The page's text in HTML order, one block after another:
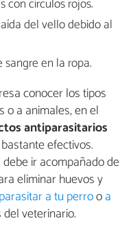
con círculos rojos.
del vello debido al
sangre en la ropa.
conocer los tipos
o a animales, en el
antiparasitarios
efectivos.
ir acompañado de
eliminar huevos y
a tu perrooa
veterinario.